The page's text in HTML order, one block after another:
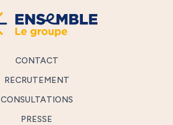
CONTACT
RECRUTEMENT
CONSULTATIONS
PRESSE